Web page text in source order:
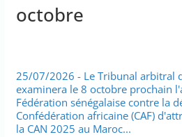
octobre
25/07/2026 - Le Tribunal arbitral
examinera le 8 octobre prochain
Fédération sénégalaise contre la
Confédération africaine (CAF)
la CAN 2025 au Maroc...